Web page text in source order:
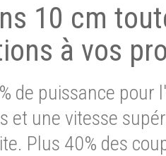
10 cm
à vos
de puissance pour
et une vitesse
Plus 40% des